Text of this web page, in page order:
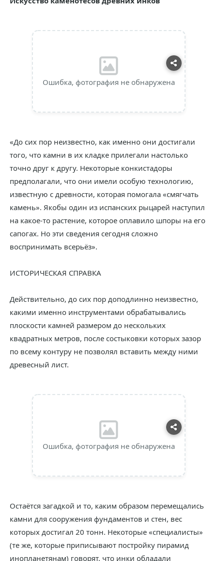
Ошибка, фотография не обнаружена
«До сих пор неизвестно, как именно они достигали
того, что камни в их кладке прилегали настолько
точно друг к другу. Некоторые конкистадоры
предполагали, что они имели особую технологию,
известную с древности, которая помогала «смягчать
камень». Якобы один из испанских рыцарей наступил
на какое-то растение, которое оплавило шпоры на его
сапогах. Но эти сведения сегодня сложно
воспринимать всерьёз».
ИСТОРИЧЕСКАЯ СПРАВКА
Действительно, до сих пор доподлинно неизвестно,
какими именно инструментами обрабатывались
плоскости камней размером до нескольких
квадратных метров, после состыковки которых зазор
по всему контуру не позволял вставить между ними
древесный лист.
Ошибка, фотография не обнаружена
Остаётся загадкой и то, каким образом перемещались
камни для сооружения фундаментов и стен, вес
которых достигал 20 тонн. Некоторые «специалисты»
(те же, которые приписывают постройку пирамид
инопланетянам) говорят, что инки обладали